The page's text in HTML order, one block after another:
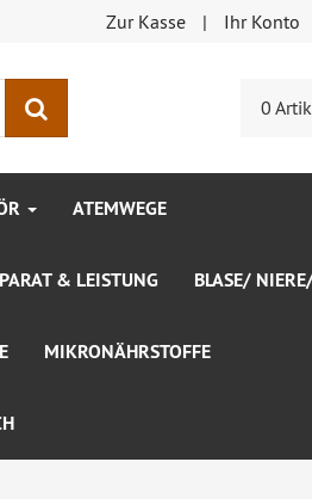
Zur Kasse Ihr Konto
0
ATEMWEGE
& LEISTUNG BLASE/
MIKRONÄHRSTOFFE